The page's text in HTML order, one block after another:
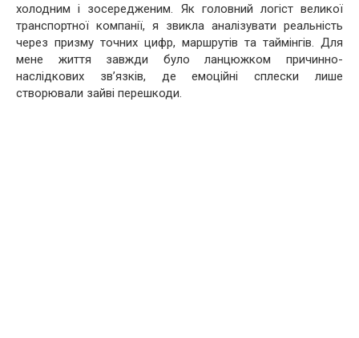
холодним і зосередженим. Як головний логіст великої
транспортної компанії, я звикла аналізувати реальність
через призму точних цифр, маршрутів та таймінгів. Для
мене життя завжди було ланцюжком причинно-
наслідкових зв’язків, де емоційні сплески лише
створювали зайві перешкоди.